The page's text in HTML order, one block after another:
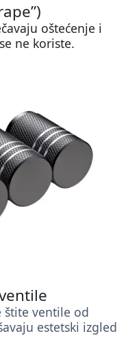
oštećenje i
ne koriste.
štite ventile od
estetski izgled